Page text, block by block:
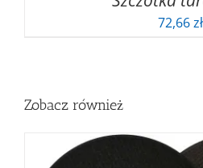
72,66zł
Zobacz również